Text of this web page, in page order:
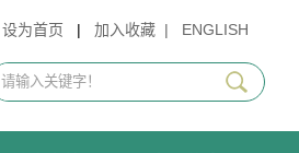
设为首页 | 加入收藏 | ENGLISH